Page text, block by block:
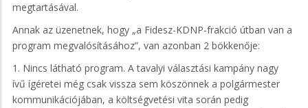
megtartásával.
Annak az üzenetnek, hogy „a Fidesz-KDNP-frakció útban van a
program megvalósításához”, van azonban 2 bökkenője:
1. Nincs látható program. A tavalyi választási kampány nagy
ívű ígéretei még csak vissza sem köszönnek a polgármester
kommunikációjában, a költségvetési vita során pedig